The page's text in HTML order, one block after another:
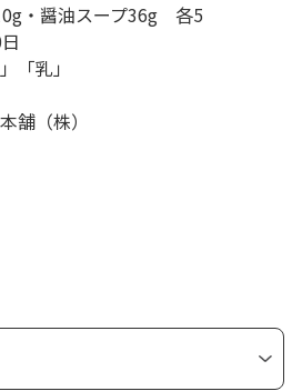
・醤油スープ36g 各5
「乳」
舗（株）